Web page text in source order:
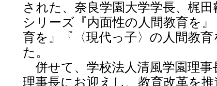
された、奈良学園大学学長、梶
シリーズ『内面性の人間教育を
育を』『〈現代っ子〉の人間教
た。
併せて、学校法人清風学園理事
理事長にお迎えし、教育改革を